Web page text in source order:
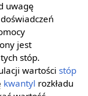
uwagę
jest
stóp.
wartościstóp
kwantyl rozkładu